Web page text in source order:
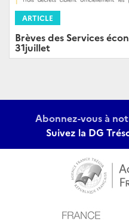
ARTICLE
Brèves des Services
31juillet
Abonnez-vous à
Suivez la DG